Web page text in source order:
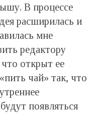
В процессе
расширилась и
мне
редактору
открыт ее
чай» так, что
появляться